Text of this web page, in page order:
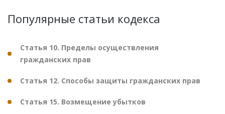
Популярные статьи кодекса
Статья 10. Пределы осуществления
гражданских прав
Статья 12. Способы защиты гражданских прав
Статья 15. Возмещение убытков